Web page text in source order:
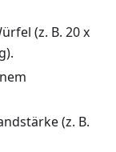
(z. B. 20 x
(z. B.